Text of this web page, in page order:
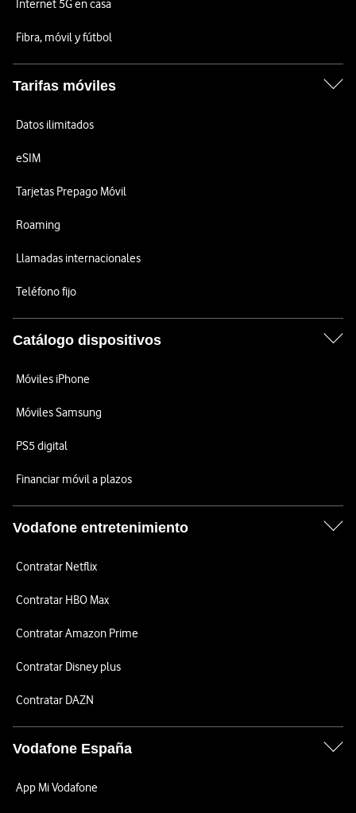
Internet 5G en casa
Fibra, móvil y fútbol
Tarifas móviles
Datos ilimitados
eSIM
Tarjetas Prepago Móvil
Roaming
Llamadas internacionales
Teléfono fijo
Catálogo dispositivos
Móviles iPhone
Móviles Samsung
PS5 digital
Financiar móvil a plazos
Vodafone entretenimiento
Contratar Netflix
Contratar HBO Max
Contratar Amazon Prime
Contratar Disney plus
Contratar DAZN
Vodafone España
App Mi Vodafone